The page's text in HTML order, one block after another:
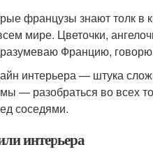
французы знают толк в
мире. Цветочки,
Францию,
интерьера — штука
— разобраться во всех
соседями.
интерьера